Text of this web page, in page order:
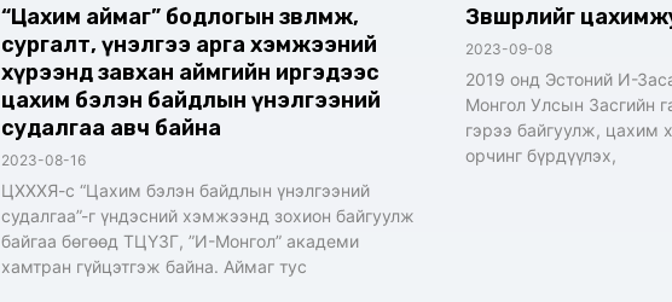
“Цахим аймаг” бодлогын зөвлөмж,
сургалт, үнэлгээ арга хэмжээний
хүрээнд завхан аймгийн иргэдээс
цахим бэлэн байдлын үнэлгээний
судалгаа авч байна
2023-08-16
ЦХХХЯ-с “Цахим бэлэн байдлын үнэлгээний
судалгаа”-г үндэсний хэмжээнд зохион байгуулж
байгаа бөгөөд ТЦҮЗГ, ”И-Монгол” академи
хамтран гүйцэтгэж байна. Аймаг тус
Зөвшөөрлийг
2023-09-08
2019 онд Эстоний И-
Монгол Улсын Засгийн
гэрээ байгуулж, цахим
орчинг бүрдүүлэх,